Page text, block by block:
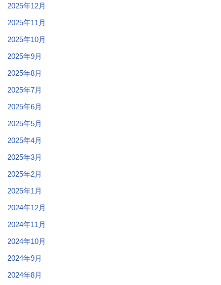
2025年12月
2025年11月
2025年10月
2025年9月
2025年8月
2025年7月
2025年6月
2025年5月
2025年4月
2025年3月
2025年2月
2025年1月
2024年12月
2024年11月
2024年10月
2024年9月
2024年8月